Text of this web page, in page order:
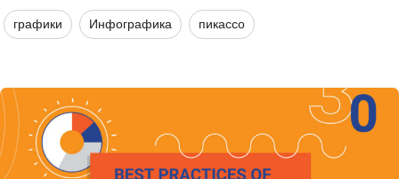
графики Инфографика пикассо